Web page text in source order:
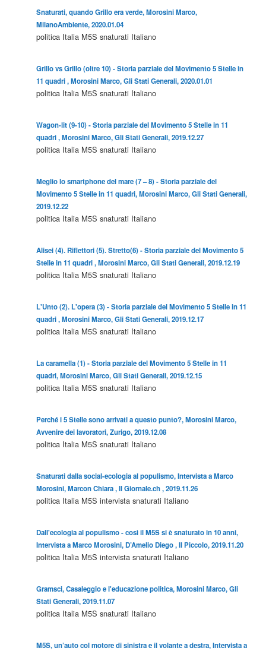
Snaturati, quando Grillo era verde, Morosini Marco,
MilanoAmbiente, 2020.01.04
politica Italia M5S snaturati Italiano
Grillo vs Grillo (oltre 10) - Storia parziale del Movimento 5 Stelle in
11 quadri , Morosini Marco, Gli Stati Generali, 2020.01.01
politica Italia M5S snaturati Italiano
Wagon-lit (9-10) - Storia parziale del Movimento 5 Stelle in 11
quadri , Morosini Marco, Gli Stati Generali, 2019.12.27
politica Italia M5S snaturati Italiano
Meglio lo smartphone del mare (7 – 8) - Storia parziale del
Movimento 5 Stelle in 11 quadri, Morosini Marco, Gli Stati Generali,
2019.12.22
politica Italia M5S snaturati Italiano
Alisei (4). Riflettori (5). Stretto(6) - Storia parziale del Movimento 5
Stelle in 11 quadri , Morosini Marco, Gli Stati Generali, 2019.12.19
politica Italia M5S snaturati Italiano
L'Unto (2). L'opera (3) - Storia parziale del Movimento 5 Stelle in 11
quadri , Morosini Marco, Gli Stati Generali, 2019.12.17
politica Italia M5S snaturati Italiano
La caramella (1) - Storia parziale del Movimento 5 Stelle in 11
quadri, Morosini Marco, Gli Stati Generali, 2019.12.15
politica Italia M5S snaturati Italiano
Perché i 5 Stelle sono arrivati a questo punto?, Morosini Marco,
Avvenire dei lavoratori, Zurigo, 2019.12.08
politica Italia M5S snaturati Italiano
Snaturati dalla social-ecologia al populismo, Intervista a Marco
Morosini, Marcon Chiara , Il Giornale.ch , 2019.11.26
politica Italia M5S intervista snaturati Italiano
Dall'ecologia al populismo - così il M5S si è snaturato in 10 anni,
Intervista a Marco Morosini, D’Amelio Diego , Il Piccolo, 2019.11.20
politica Italia M5S intervista snaturati Italiano
Gramsci, Casaleggio e l'educazione politica, Morosini Marco, Gli
Stati Generali, 2019.11.07
politica Italia M5S snaturati Italiano
M5S, un’auto col motore di sinistra e il volante a destra, Intervista a